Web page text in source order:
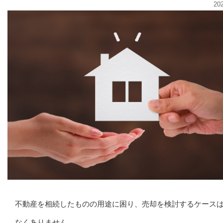
不動産を相続したものの用途に困り、売却を検討するケース